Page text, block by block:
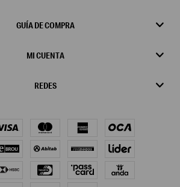
GUÍA DE COMPRA
MI CUENTA
REDES